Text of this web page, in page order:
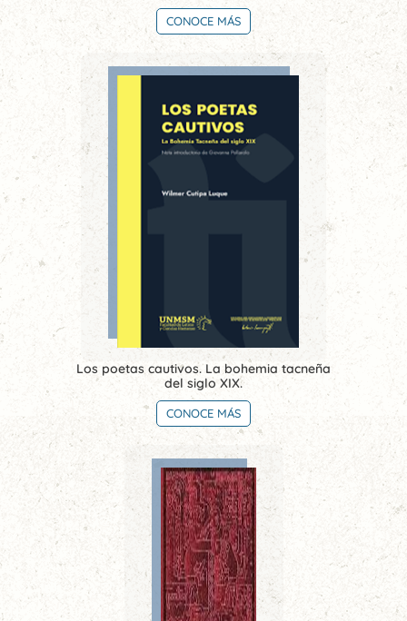
CONOCE MÁS
Los poetas cautivos. La bohemia tacneña
del siglo XIX.
CONOCE MÁS